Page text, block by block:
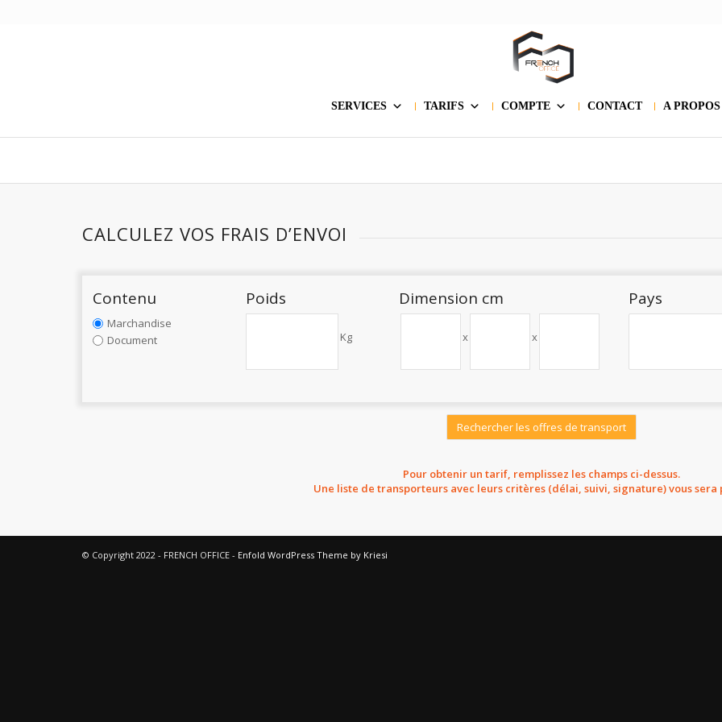
SERVICES TARIFS COMPTE CONTACT A PROPOS
CALCULEZ VOS FRAIS D’ENVOI
Contenu
Marchandise
Document
Poids
Kg
Dimension cm
x x
Pays
Rechercher les offres de transport
Pour obtenir un tarif, remplissez les champs ci-dessus.
Une liste de transporteurs avec leurs critères (délai, suivi, signature) vous sera
© Copyright 2022 - FRENCH OFFICE - Enfold WordPress Theme by Kriesi